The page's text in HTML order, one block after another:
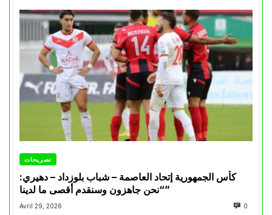
تصريحات
كأس الجمهورية إتحاد العاصمة – شباب بلوزداد – دهيري:
“نحن جاهزون وسنقدم أقصى ما لدينا”
Avril 29, 2026 0